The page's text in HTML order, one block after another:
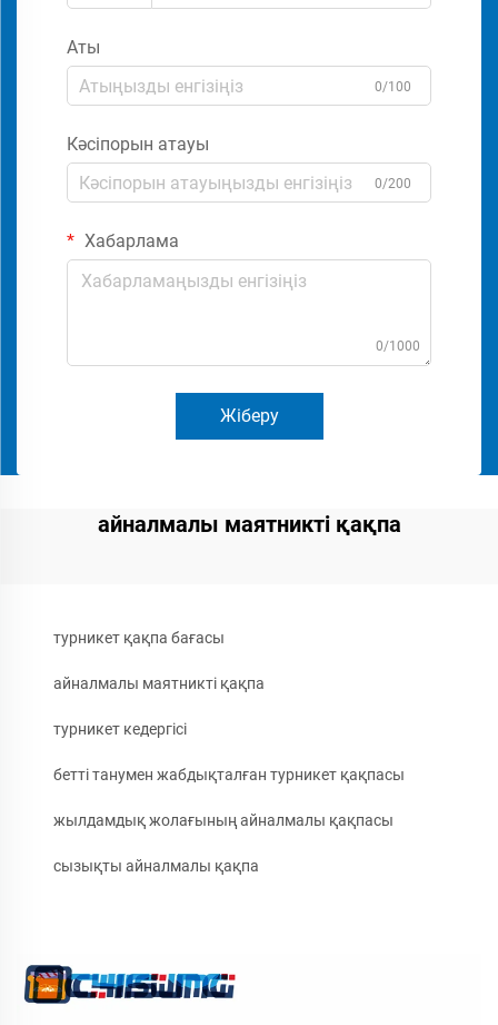
Аты
0/100
Кәсіпорын атауы
0/200
Хабарлама
0/1000
Жіберу
айналмалы маятникті қақпа
турникет қақпа бағасы
айналмалы маятникті қақпа
турникет кедергісі
бетті танумен жабдықталған турникет қақпасы
жылдамдық жолағының айналмалы қақпасы
сызықты айналмалы қақпа